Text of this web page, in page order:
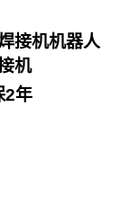
接机机器人
机
2年